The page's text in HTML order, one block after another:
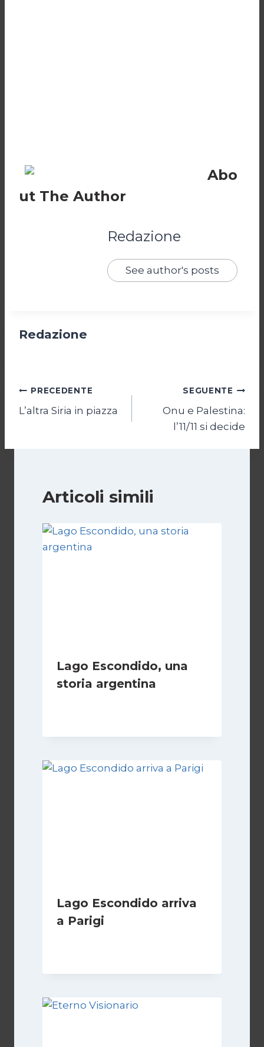
Abo
ut The Author
Redazione
See author's posts
Redazione
Navigazione
articoli
PRECEDENTE
L’altra Siria in piazza
SEGUENTE
Onu e Palestina:
l’11/11 si decide
Articoli simili
Lago Escondido, una
storia argentina
Lago Escondido arriva
a Parigi